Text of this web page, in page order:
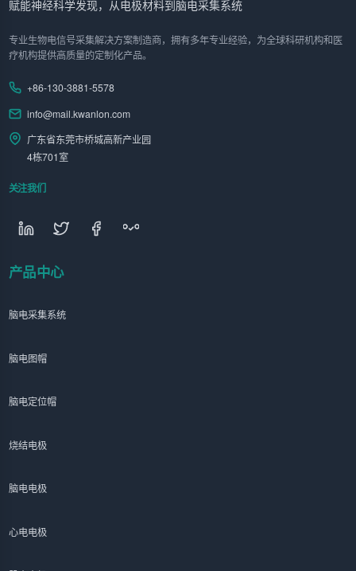
赋能神经科学发现，从电极材料到脑电采集系统
专业生物电信号采集解决方案制造商，拥有多年专业经验，为全球科研机构和医
疗机构提供高质量的定制化产品。
+86-130-3881-5578
info@mail.kwanlon.com
广东省东莞市桥城高新产业园
4栋701室
关注我们
产品中心
脑电采集系统
脑电图帽
脑电定位帽
烧结电极
脑电电极
心电电极